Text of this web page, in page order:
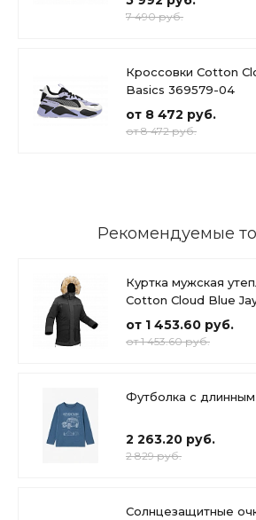
7 490 руб.
Кроссовки Cotton
Basics 369579-04
от 8 472 руб.
от 8 472 руб.
Рекомендуемые
Куртка мужская
Cotton Cloud Blue
от 1 453.60 руб.
от 1 453.60 руб.
Футболка с
2 263.20 руб.
2 829 руб.
Солнцезащитные